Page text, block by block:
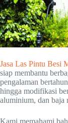
Jasa Las Pintu Besi
siap membantu
pengalaman
hingga modifikasi
aluminium, dan baja
Kami memahami